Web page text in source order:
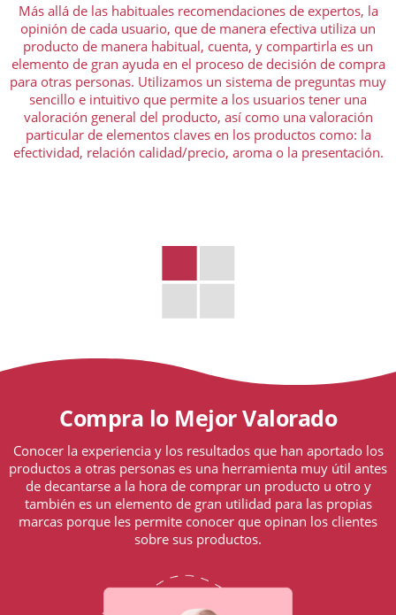
Más allá de las habituales recomendaciones de expertos, la
opinión de cada usuario, que de manera efectiva utiliza un
producto de manera habitual, cuenta, y compartirla es un
elemento de gran ayuda en el proceso de decisión de compra
para otras personas. Utilizamos un sistema de preguntas muy
sencillo e intuitivo que permite a los usuarios tener una
valoración general del producto, así como una valoración
particular de elementos claves en los productos como: la
efectividad, relación calidad/precio, aroma o la presentación.
Compra lo Mejor Valorado
Conocer la experiencia y los resultados que han aportado los
productos a otras personas es una herramienta muy útil antes
de decantarse a la hora de comprar un producto u otro y
también es un elemento de gran utilidad para las propias
marcas porque les permite conocer que opinan los clientes
sobre sus productos.